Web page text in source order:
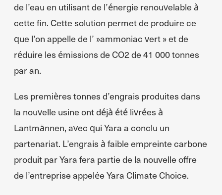
de l’eau en utilisant de l’énergie renouvelable à
cette fin. Cette solution permet de produire ce
que l’on appelle de l’ »ammoniac vert » et de
réduire les émissions de CO2 de 41 000 tonnes
par an.
Les premières tonnes d’engrais produites dans
la nouvelle usine ont déjà été livrées à
Lantmännen, avec qui Yara a conclu un
partenariat. L’engrais à faible empreinte carbone
produit par Yara fera partie de la nouvelle offre
de l’entreprise appelée Yara Climate Choice.